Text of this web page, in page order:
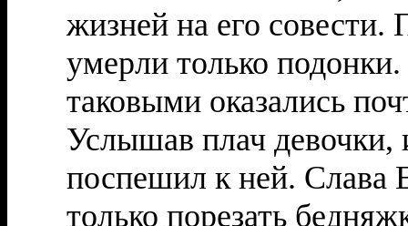
жизней на его совести.
умерли только
таковыми оказались
Услышав плач девочки,
поспешил к ней. Слава
только порезать